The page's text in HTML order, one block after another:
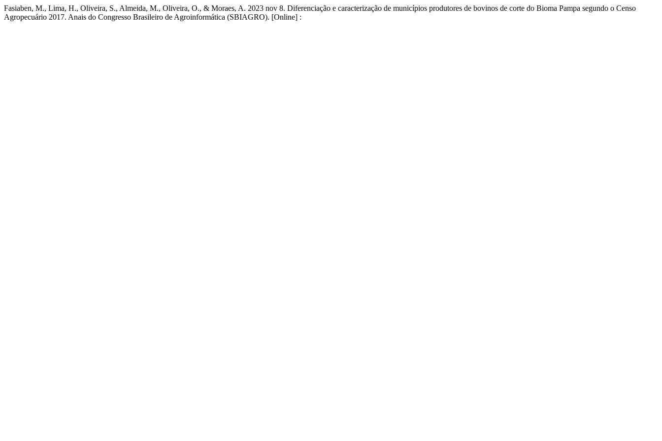
Fasiaben, M., Lima, H., Oliveira, S., Almeida, M., Oliveira, O., & Moraes, A. 2023 nov 8. Diferenciação e caracterização de municípios produtores de bovinos de corte do Bioma Pampa segundo o Censo
Agropecuário 2017. Anais do Congresso Brasileiro de Agroinformática (SBIAGRO). [Online] :